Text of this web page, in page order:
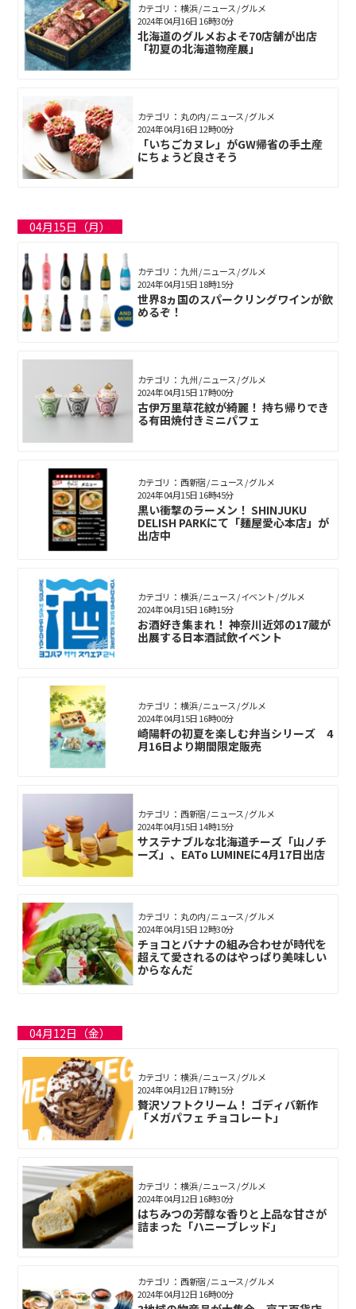
カテゴリ： 横浜 / ニュース / グルメ
北海道のグルメおよそ70店舗が出店
「初夏の北海道物産展」
2024年04月16日 16時30分
カテゴリ： 丸の内 / ニュース / グルメ
「いちごカヌレ」がGW帰省の手土産
にちょうど良さそう
2024年04月16日 12時00分
04月15日（月）
カテゴリ： 九州 / ニュース / グルメ
世界8ヵ国のスパークリングワインが飲
めるぞ！
2024年04月15日 18時15分
カテゴリ： 九州 / ニュース / グルメ
古伊万里草花紋が綺麗！ 持ち帰りでき
る有田焼付きミニパフェ
2024年04月15日 17時00分
カテゴリ： 西新宿 / ニュース / グルメ
黒い衝撃のラーメン！ SHINJUKU
DELISH PARKにて「麺屋愛心本店」が
出店中
2024年04月15日 16時45分
カテゴリ： 横浜 / ニュース / イベント / グルメ
お酒好き集まれ！ 神奈川近郊の17蔵が
出展する日本酒試飲イベント
2024年04月15日 16時15分
カテゴリ： 横浜 / ニュース / グルメ
崎陽軒の初夏を楽しむ弁当シリーズ 4
月16日より期間限定販売
2024年04月15日 16時00分
カテゴリ： 西新宿 / ニュース / グルメ
サステナブルな北海道チーズ「山ノチ
ーズ」、EATo LUMINEに4月17日出店
2024年04月15日 14時15分
カテゴリ： 丸の内 / ニュース / グルメ
チョコとバナナの組み合わせが時代を
超えて愛されるのはやっぱり美味しい
からなんだ
2024年04月15日 12時30分
04月12日（金）
カテゴリ： 横浜 / ニュース / グルメ
贅沢ソフトクリーム！ ゴディバ新作
「メガパフェ チョコレート」
2024年04月12日 17時15分
カテゴリ： 横浜 / ニュース / グルメ
はちみつの芳醇な香りと上品な甘さが
詰まった「ハニーブレッド」
2024年04月12日 16時30分
カテゴリ： 西新宿 / ニュース / グルメ
2024年04月12日 16時00分